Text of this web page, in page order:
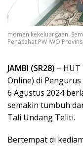
momen kekeluargaan.
Penasehat PW IWO
JAMBI (SR28) –
Online) di Pengurus
6 Agustus 2024
semakin tumbuh
Tali Undang Teliti.
Bertempat di